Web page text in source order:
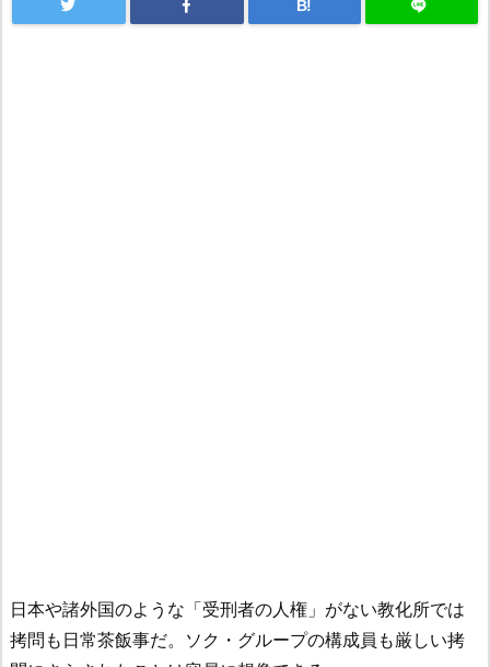
B!
日本や諸外国のような「受刑者の人権」がない教化所では
拷問も日常茶飯事だ。ソク・グループの構成員も厳しい拷